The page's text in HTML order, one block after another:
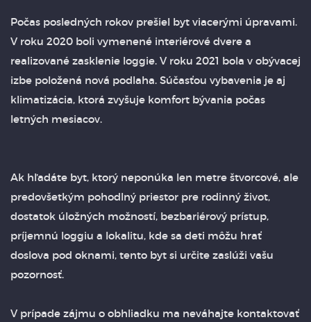
Počas posledných rokov prešiel byt viacerými úpravami.
V roku 2020 boli vymenené interiérové dvere a
realizované zasklenie loggie. V roku 2021 bola v obývacej
izbe položená nová podlaha. Súčasťou vybavenia je aj
klimatizácia, ktorá zvyšuje komfort bývania počas
letných mesiacov.
Ak hľadáte byt, ktorý neponúka len metre štvorcové, ale
predovšetkým pohodlný priestor pre rodinný život,
dostatok úložných možností, bezbariérový prístup,
príjemnú loggiu a lokalitu, kde sa deti môžu hrať
doslova pod oknami, tento byt si určite zaslúži vašu
pozornosť.
V prípade zájmu o obhliadku ma neváhajte kontaktovať